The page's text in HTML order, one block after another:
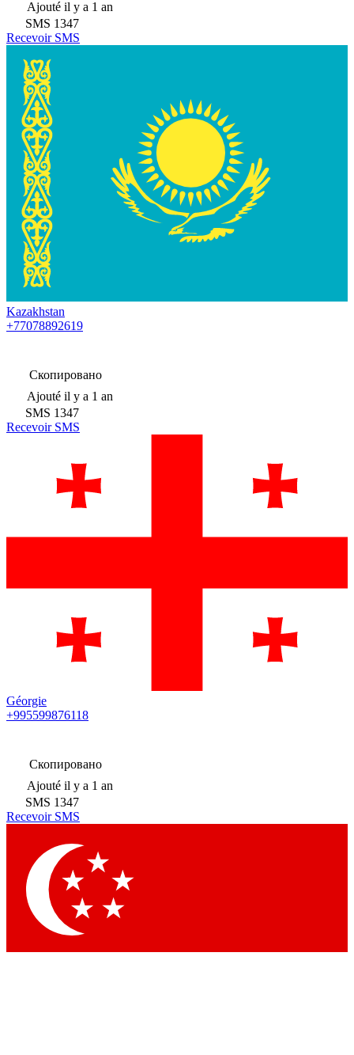
Ajouté il y a 1 an
SMS 1347
Recevoir SMS
Kazakhstan
+77078892619
Скопировано
Ajouté il y a 1 an
SMS 1347
Recevoir SMS
Géorgie
+995599876118
Скопировано
Ajouté il y a 1 an
SMS 1347
Recevoir SMS